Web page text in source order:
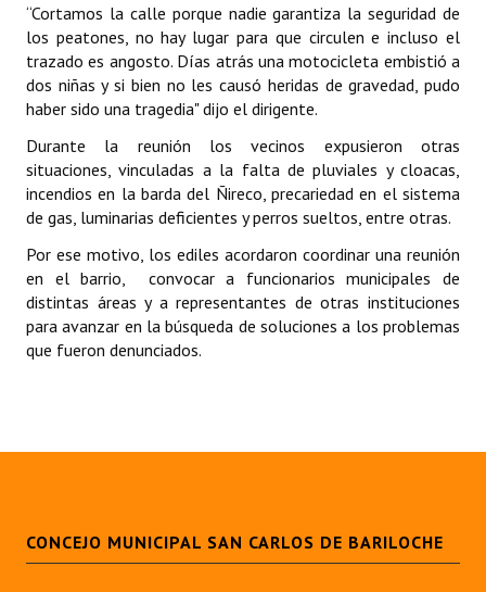
Informes de Unidad Coordinadora
Ejecución Presupuestaria
NORMATIVA
Comunicaciones
Declaraciones
Resoluciones
Registros y Distinciones
“Cortamos la calle porque nadie garantiza la seguridad de
los peatones, no hay lugar para que circulen e incluso el
trazado es angosto. Días atrás una motocicleta embistió a
dos niñas y si bien no les causó heridas de gravedad, pudo
haber sido una tragedia" dijo el dirigente.
Durante la reunión los vecinos expusieron otras
situaciones, vinculadas a la falta de pluviales y cloacas,
incendios en la barda del Ñireco, precariedad en el sistema
de gas, luminarias deficientes y perros sueltos, entre otras.
Por ese motivo, los ediles acordaron coordinar una reunión
en el barrio, convocar a funcionarios municipales de
distintas áreas y a representantes de otras instituciones
para avanzar en la búsqueda de soluciones a los problemas
que fueron denunciados.
CONCEJO MUNICIPAL SAN CARLOS DE BARILOCHE